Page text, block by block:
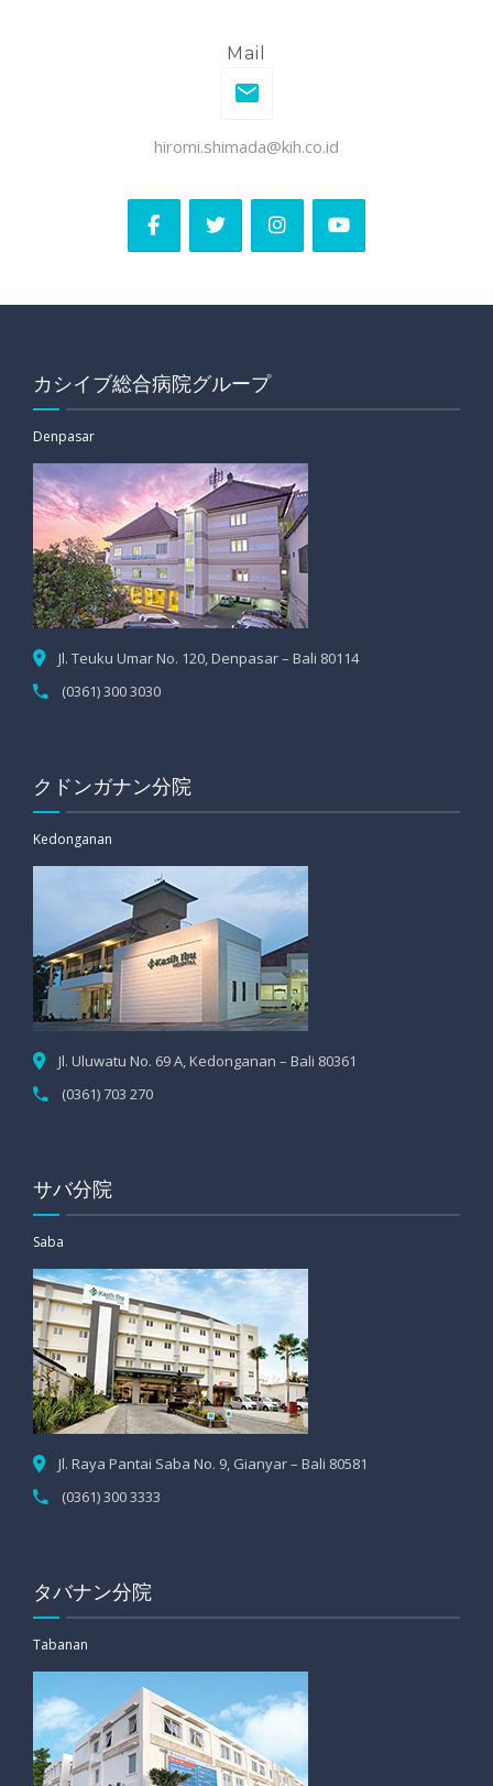
Mail
hiromi.shimada@kih.co.id
カシイブ総合病院グループ
Denpasar
Jl. Teuku Umar No. 120, Denpasar – Bali 80114
(0361) 300 3030
クドンガナン分院
Kedonganan
Jl. Uluwatu No. 69 A, Kedonganan – Bali 80361
(0361) 703 270
サバ分院
Saba
Jl. Raya Pantai Saba No. 9, Gianyar – Bali 80581
(0361) 300 3333
タバナン分院
Tabanan